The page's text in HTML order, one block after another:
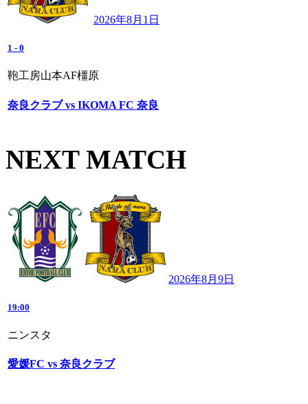
2026年8月1日
1 - 0
鞄工房山本AF橿原
奈良クラブ vs IKOMA FC 奈良
NEXT MATCH
2026年8月9日
19:00
ニンスタ
愛媛FC vs 奈良クラブ